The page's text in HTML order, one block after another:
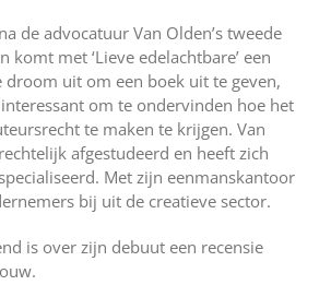
de advocatuur Van Olden’s tweede
komt met ‘Lieve edelachtbare’ een
droom uit om een boek uit te geven,
om te ondervinden hoe het
te maken te krijgen. Van
afgestudeerd en heeft zich
Met zijn eenmanskantoor
bij uit de creatieve sector.
is over zijn debuut een recensie